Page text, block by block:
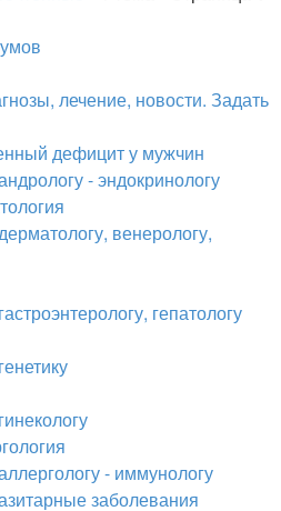
лечение, новости. Задать
дефицит у мужчин
- эндокринологу
венерологу,
гепатологу
- иммунологу
заболевания